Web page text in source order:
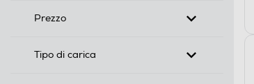
Prezzo
Tipo di carica